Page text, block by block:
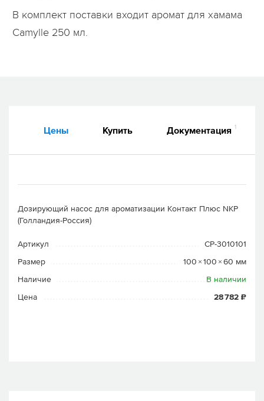
В комплект поставки входит аромат для хамама
Camylle 250 мл.
Цены Купить Документация 1
Дозирующий насос для ароматизации Контакт Плюс NKP
(Голландия-Россия)
Артикул
CP-3010101
Размер
100 × 100 × 60 мм
Наличие
В наличии
Цена
28 782 ₽